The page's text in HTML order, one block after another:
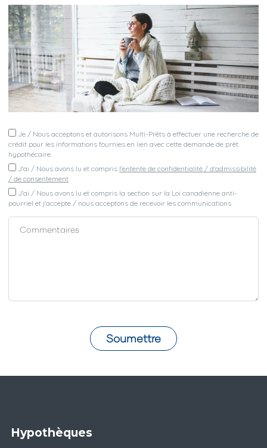
Je / Nous acceptons et autorisons Multi-Prêts à effectuer une recherche de
crédit pour les informations fournies en lien avec cette demande de prêt
hypothécaire.
J'ai / Nous avons lu et compris l'entente de confidentialité / d'admissibilité
/ de consentement
J'ai / Nous avons lu et compris la section sur la Loi canadienne anti-
pourriel et j'accepte / nous acceptons de recevoir les communications.
Soumettre
Hypothèques